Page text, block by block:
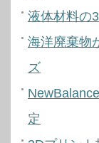
液体材料の
海洋廃棄物
ズ
定